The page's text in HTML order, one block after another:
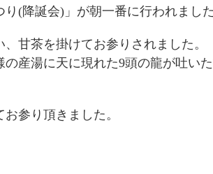
(降誕会)」が朝一番に行われまし
甘茶を掛けてお参りされました。
産湯に天に現れた9頭の龍が吐い
参り頂きました。